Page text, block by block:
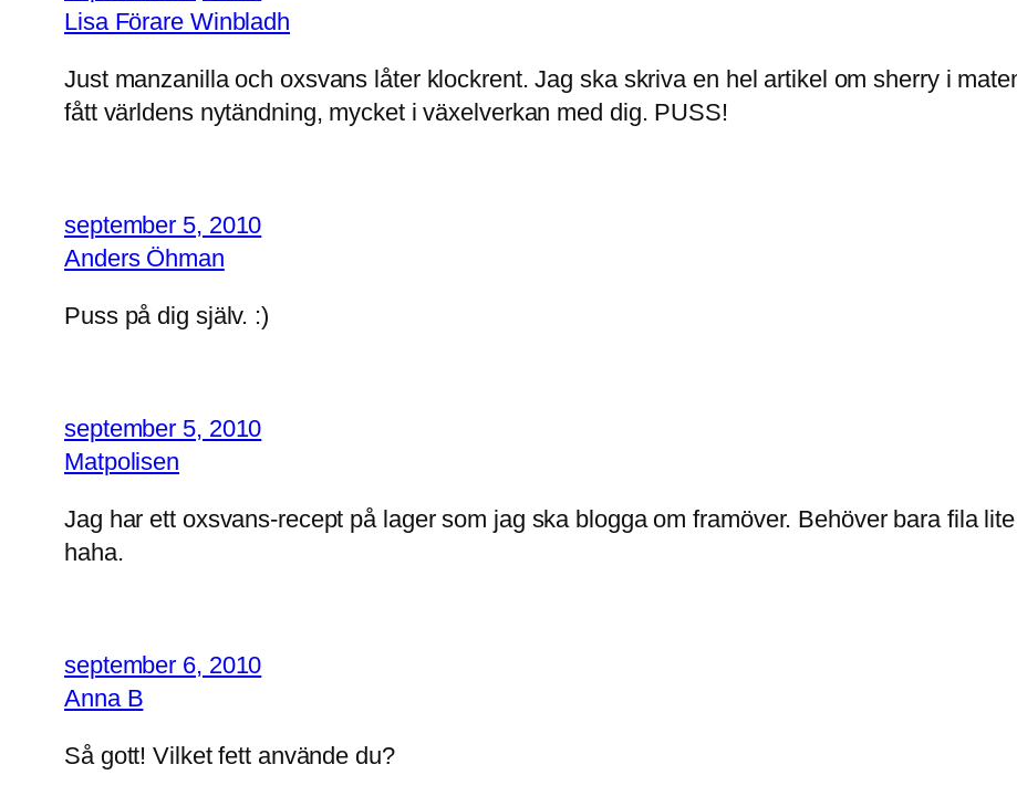
Lisa Förare Winbladh
Just manzanilla och oxsvans låter klockrent. Jag ska skriva en hel artikel om sherry i
fått världens nytändning, mycket i växelverkan med dig. PUSS!
september 5, 2010
Anders Öhman
Puss på dig själv. :)
september 5, 2010
Matpolisen
Jag har ett oxsvans-recept på lager som jag ska blogga om framöver. Behöver bara fila
haha.
september 6, 2010
Anna B
Så gott! Vilket fett använde du?